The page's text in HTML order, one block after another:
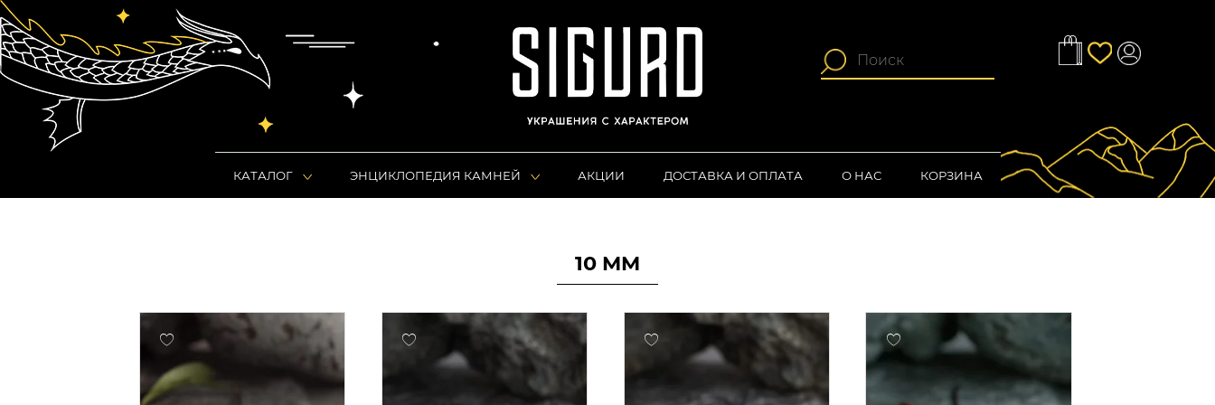
КАТАЛОГ ЭНЦИКЛОПЕДИЯ КАМНЕЙ АКЦИИ ДОСТАВКА И ОПЛАТА О НАС КОРЗИНА
10 MM